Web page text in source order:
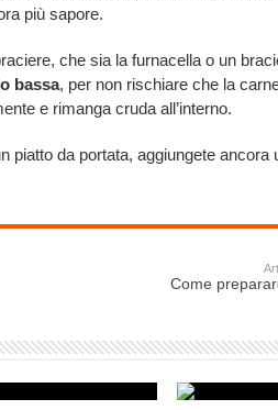
più sapore.
che sia la furnacella o un
bassa, per non rischiare che la
e rimanga cruda all’interno.
piatto da portata, aggiungete ancora
Come